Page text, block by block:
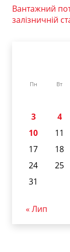
Вантажний
залізничній
Пн Вт
3
4
10
11
17
18
24
25
31
« Лип